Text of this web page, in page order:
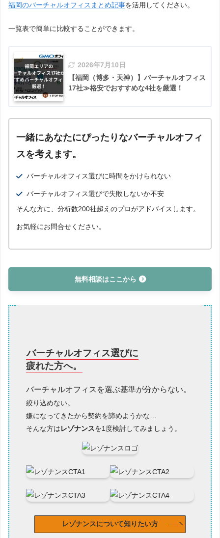
福岡のバーチャルオフィスまとめ記事を活用してください。
一覧表で簡単に比較することができます。
2026年7月10日
【福岡（博多・天神）】バーチャルオフィス
17社≫格安でおすすめな4社を厳選！
一緒にあなたにぴったりなバーチャルオフィ
スを考えます。
バーチャルオフィス選びに時間をかけられない
バーチャルオフィス選びで失敗しないか不安
そんな方に、分析数200社超えのプロがアドバイスします。
お気軽にお問合せください。
無料相談はここから
バーチャルオフィス選びに
疲れた方へ。
バーチャルオフィスを選ぶ基準が分からない。
絞り込めない。
嫌になってきたから契約を諦めようかな…
そんな方はレゾナンスを1度検討してみましょう。
レゾナンスについて知りたい方